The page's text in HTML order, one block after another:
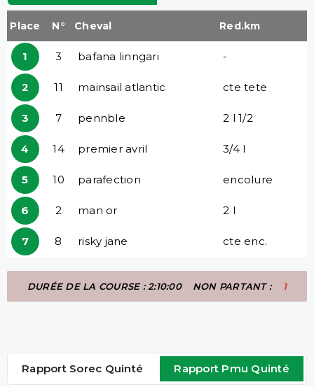
Place N° Cheval Red.km
1 3 bafana linngari -
2 11 mainsail atlantic cte tete
3 7 pennble 2 l 1/2
4 14 premier avril 3/4 l
5 10 parafection encolure
6 2 man or 2 l
7 8 risky jane cte enc.
DURÉE DE LA COURSE : 2:10:00 NON PARTANT : 1
Rapport Sorec Quinté Rapport Pmu Quinté